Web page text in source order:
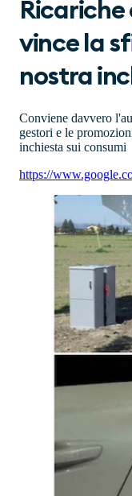
vince la
nostra
Conviene davvero
gestori e le
inchiesta sui consumi
https://